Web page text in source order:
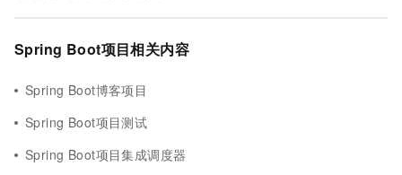
Spring Boot项目相关内容
Spring Boot博客项目
Spring Boot项目测试
Spring Boot项目集成调度器